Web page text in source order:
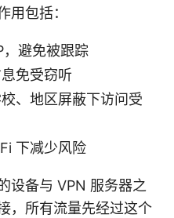
用包括：
，避免被跟踪
免受窃听
、地区屏蔽下访问受
下减少风险
设备与 VPN 服务器之
，所有流量先经过这个